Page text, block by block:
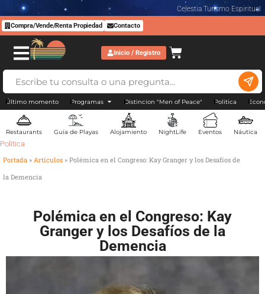
Celestia Turismo Espiritual
Compra/Vende/Renta Propiedad Contacto
Inicio / Registro
Último momento Programas Distincion "Men of Peace" Politica
Restaurants Guía de Playas Alojamiento NightLife Eventos Náutica
Politica
Portada » Artículos » Polémica en el Congreso: Kay Granger y los Desafíos de
la Demencia
Polémica en el Congreso: Kay
Granger y los Desafíos de la
Demencia